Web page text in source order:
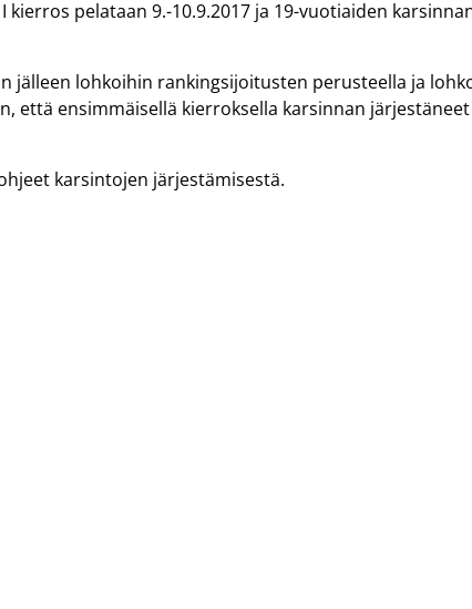
pelataan 9.-10.9.2017 ja 19-vuotiaiden
jälleen lohkoihin rankingsijoitusten perusteella ja
että ensimmäisellä kierroksella karsinnan järjestäneet
karsintojen järjestämisestä.